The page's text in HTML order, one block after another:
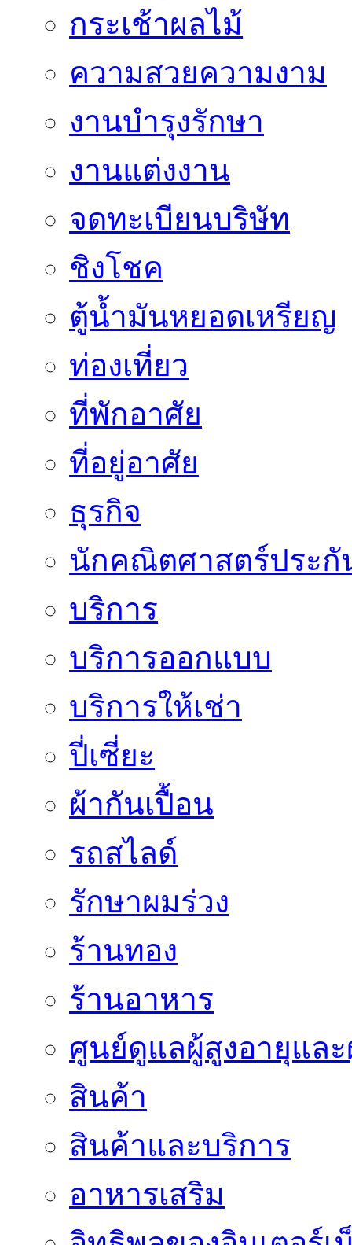
กระเช้าผลไม้
ความสวยความงาม
งานบำรุงรักษา
งานแต่งงาน
จดทะเบียนบริษัท
ชิงโชค
ตู้น้ำมันหยอดเหรียญ
ท่องเที่ยว
ที่พักอาศัย
ที่อยู่อาศัย
ธุรกิจ
นักคณิตศาสตร์ประกั
บริการ
บริการออกแบบ
บริการให้เช่า
ปี่เซี่ยะ
ผ้ากันเปื้อน
รถสไลด์
รักษาผมร่วง
ร้านทอง
ร้านอาหาร
ศูนย์ดูแลผู้สูงอายุแล
สินค้า
สินค้าและบริการ
อาหารเสริม